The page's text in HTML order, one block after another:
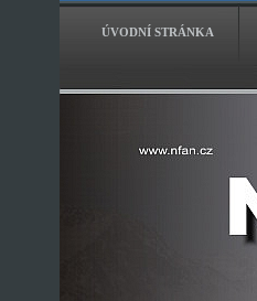
ÚVODNÍ STRÁNKA